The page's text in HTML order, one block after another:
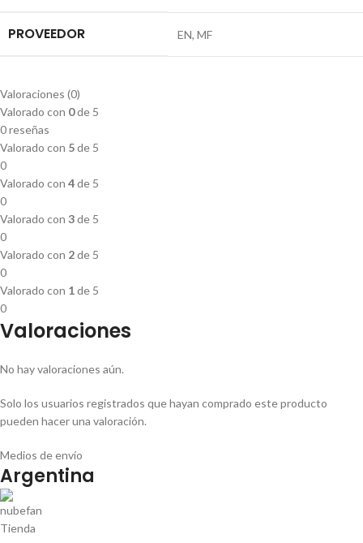
PROVEEDOR EN, MF
Valoraciones (0)
Valorado con 0de 5
0 reseñas
Valorado con 5de 5
0
Valorado con 4de 5
0
Valorado con 3de 5
0
Valorado con 2de 5
0
Valorado con 1de 5
0
Valoraciones
No hay valoraciones aún.
Solo los usuarios registrados que hayan comprado este producto
pueden hacer una valoración.
Medios de envío
Argentina